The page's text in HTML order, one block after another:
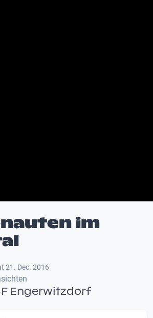
im
21. Dec. 2016
Engerwitzdorf